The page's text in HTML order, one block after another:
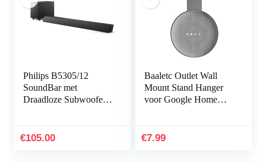
Philips B5305/12
SoundBar met
Draadloze Subwoofer
Bluetooth, HDMI
€105.00
Baaletc Outlet Wall
Mount Stand Hanger
voor Google Home
Plug in Keuken…
€7.99